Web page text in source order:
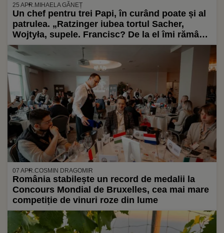
25 APR.MIHAELA GĂNEȚ
Un chef pentru trei Papi, în curând poate și al
patrulea. „Ratzinger iubea tortul Sacher,
Wojtyła, supele. Francisc? De la el îmi rămân
în suflet zâmbetele și prăjitura mille-feuille”
07 APR.COSMIN DRAGOMIR
România stabilește un record de medalii la
Concours Mondial de Bruxelles, cea mai mare
competiție de vinuri roze din lume